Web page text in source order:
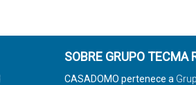
SOBRE GRUPO TECMA
CASADOMO pertenece a